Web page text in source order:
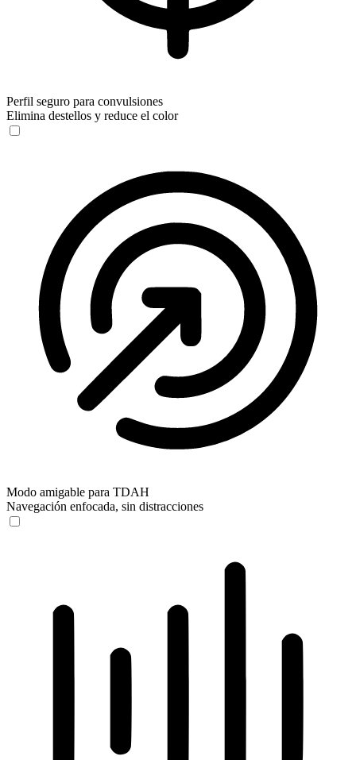
Perfil seguro para convulsiones
Elimina destellos y reduce el color
Modo amigable para TDAH
Navegación enfocada, sin distracciones